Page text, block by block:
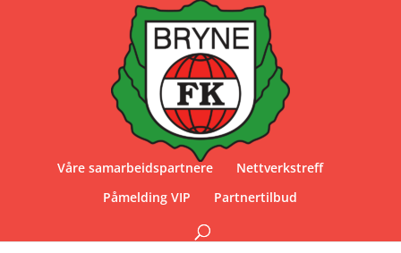
Våre samarbeidspartnere
Nettverkstreff
Påmelding VIP
Partnertilbud